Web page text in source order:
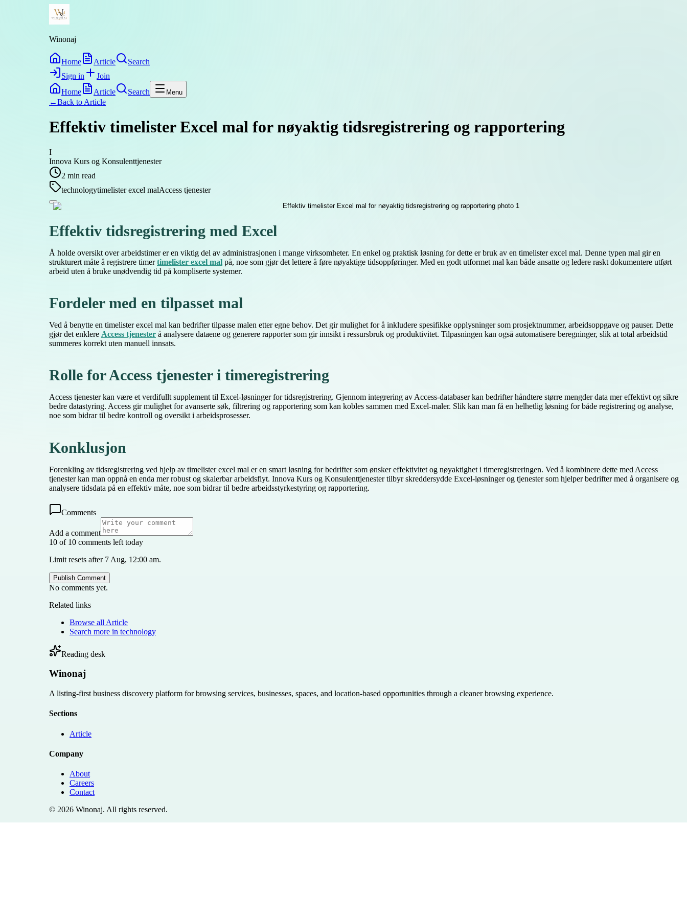
Winonaj
Home Article
Search
Sign in
Join
Home
Article Search Menu
←Back to Article
Effektiv timelister Excel mal for nøyaktig tidsregistrering og rapportering
I
Innova Kurs og Konsulenttjenester
2 min read
technologytimelister excel malAccess tjenester
Effektiv tidsregistrering med Excel
Å holde oversikt over arbeidstimer er en viktig del av administrasjonen i mange virksomheter. En enkel og praktisk løsning for dette er bruk av en timelister excel mal. Denne typen mal gir en
strukturert måte å registrere timertimelister excel mal på, noe som gjør det lettere å føre nøyaktige tidsoppføringer. Med en godt utformet mal kan både ansatte og ledere raskt dokumentere utført
arbeid uten å bruke unødvendig tid på kompliserte systemer.
Fordeler med en tilpasset mal
Ved å benytte en timelister excel mal kan bedrifter tilpasse malen etter egne behov. Det gir mulighet for å inkludere spesifikke opplysninger som prosjektnummer, arbeidsoppgave og pauser. Dette
gjør det enklere Access tjenester å analysere dataene og generere rapporter som gir innsikt i ressursbruk og produktivitet. Tilpasningen kan også automatisere beregninger, slik at total arbeidstid
summeres korrekt uten manuell innsats.
Rolle for Access tjenester i timeregistrering
Access tjenester kan være et verdifullt supplement til Excel-løsninger for tidsregistrering. Gjennom integrering av Access-databaser kan bedrifter håndtere større mengder data mer effektivt og sikre
bedre datastyring. Access gir mulighet for avanserte søk, filtrering og rapportering som kan kobles sammen med Excel-maler. Slik kan man få en helhetlig løsning for både registrering og analyse,
noe som bidrar til bedre kontroll og oversikt i arbeidsprosesser.
Konklusjon
Forenkling av tidsregistrering ved hjelp av timelister excel mal er en smart løsning for bedrifter som ønsker effektivitet og nøyaktighet i timeregistreringen. Ved å kombinere dette med Access
tjenester kan man oppnå en enda mer robust og skalerbar arbeidsflyt. Innova Kurs og Konsulenttjenester tilbyr skreddersydde Excel-løsninger og tjenester som hjelper bedrifter med å organisere og
analysere tidsdata på en effektiv måte, noe som bidrar til bedre arbeidsstyrkestyring og rapportering.
Comments
Add a comment
10 of 10 comments left today
Limit resets after 7 Aug, 12:00 am.
Publish Comment
No comments yet.
Related links
Browse all Article
Search more in technology
Reading desk
Winonaj
A listing-first business discovery platform for browsing services, businesses, spaces, and location-based opportunities through a cleaner browsing experience.
Sections
Article
Company
About
Careers
Contact
© 2026 Winonaj. All rights reserved.